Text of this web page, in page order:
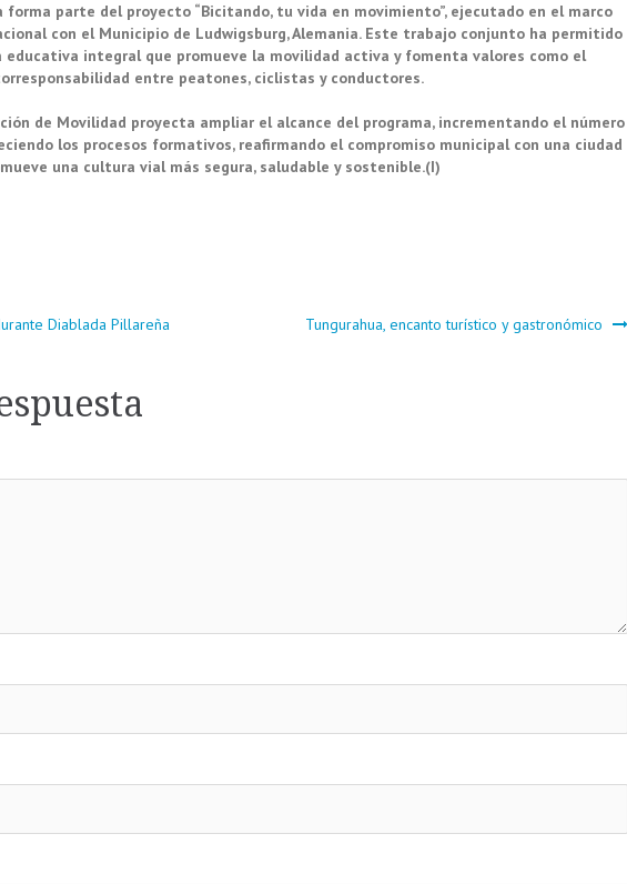
forma parte del proyecto “Bicitando, tu vida en movimiento”, ejecutado en el marco
con el Municipio de Ludwigsburg, Alemania. Este trabajo conjunto ha permitido
educativa integral que promueve la movilidad activa y fomenta valores como el
entre peatones, ciclistas y conductores.
de Movilidad proyecta ampliar el alcance del programa, incrementando el número
los procesos formativos, reafirmando el compromiso municipal con una ciudad
una cultura vial más segura, saludable y sostenible.(I)
Diablada Pillareña Tungurahua, encanto turístico y gastronómico